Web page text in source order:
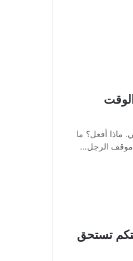
ماذا أفعل؟ ما
موقف الرجل…
تستحق